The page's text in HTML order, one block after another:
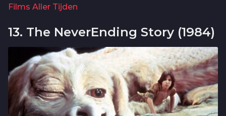
Films Aller Tijden
13. The NeverEnding Story (1984)